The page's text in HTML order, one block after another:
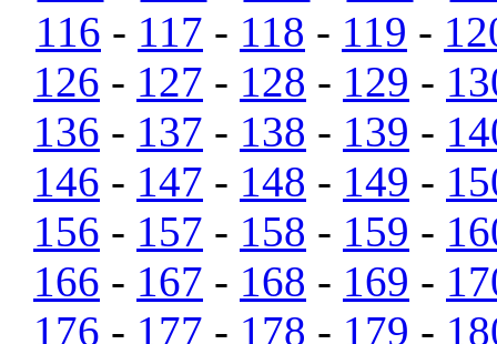
116 - 117 - 118 - 119 -
126 - 127 - 128 - 129 -
136 - 137 - 138 - 139 -
146 - 147 - 148 - 149 -
156 - 157 - 158 - 159 -
166 - 167 - 168 - 169 -
176 - 177 - 178 - 179 -